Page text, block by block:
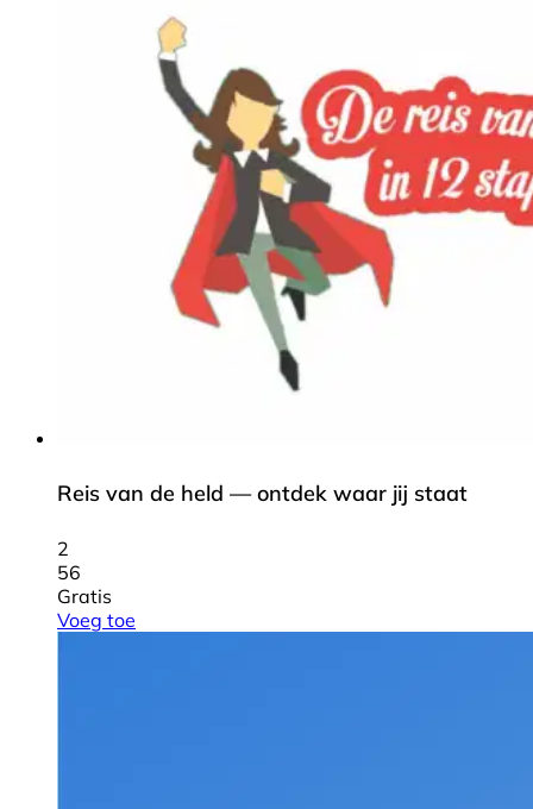
Reis van de held — ontdek waar jij staat
2
56
Gratis
Voeg toe